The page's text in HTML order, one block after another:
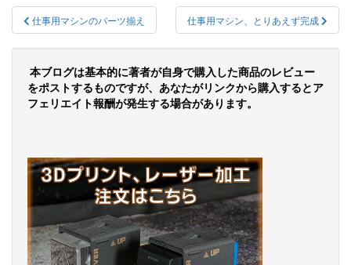
投
稿
ナ
ビ
シ
ョ
ン
仕事用マシンのパーツ揃え 仕事用マシン、とりあえず完成
本ブログは基本的に著者が自身で購入した商品のレビュー
をポストするものですが、あなたがリンクから購入するとア
フェリエイト報酬が発生する場合があります。